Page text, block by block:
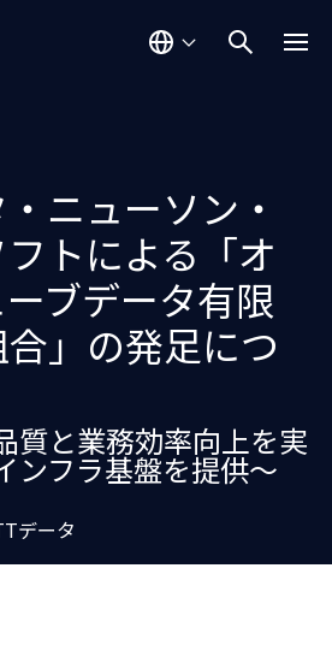
ニューソン・
トによる「オ
ブデータ有限
」の発足につ
質と業務効率向上を実
ンフラ基盤を提供〜
データ